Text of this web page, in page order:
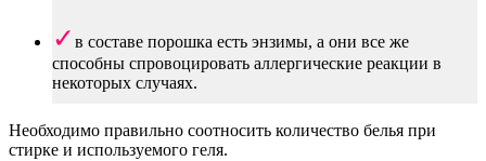
в составе порошка есть энзимы, а они все же
способны спровоцировать аллергические реакции в
некоторых случаях.
Необходимо правильно соотносить количество белья при
стирке и используемого геля.